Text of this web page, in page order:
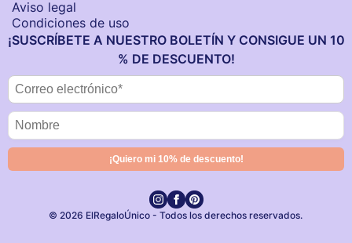
Aviso legal
Condiciones de uso
¡SUSCRÍBETE A NUESTRO BOLETÍN Y CONSIGUE UN 10
% DE DESCUENTO!
© 2026 ElRegaloÚnico - Todos los derechos reservados.